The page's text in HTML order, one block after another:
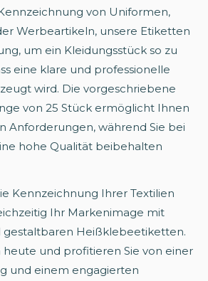
von Uniformen,
Werbeartikeln, unsere Etiketten
um ein Kleidungsstück so zu
eine klare und professionelle
wird. Die vorgeschriebene
von 25 Stück ermöglicht Ihnen
Anforderungen, während Sie bei
hohe Qualität beibehalten
Kennzeichnung Ihrer Textilien
Ihr Markenimage mit
gestaltbaren Heißklebeetiketten.
heute und profitieren Sie von einer
und einem engagierten